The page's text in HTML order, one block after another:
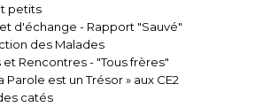
petits
d'échange - Rapport "Sauvé"
des Malades
Rencontres - "Tous frères"
Parole est un Trésor » aux CE2
catés